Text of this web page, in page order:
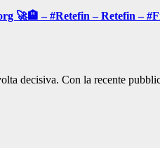
🚀🏨 – #Retefin – Retefin –
decisiva. Con la recente